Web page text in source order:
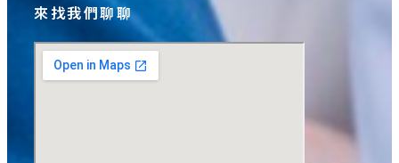
來找我們聊聊